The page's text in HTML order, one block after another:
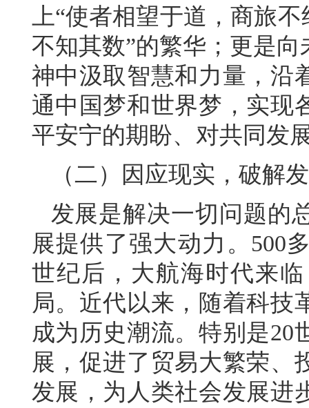
上“使者相望于道，商旅
不知其数”的繁华；更是
神中汲取智慧和力量，沿
通中国梦和世界梦，实现
平安宁的期盼、对共同发
（二）因应现实，破解
发展是解决一切问题的
展提供了强大动力。500
世纪后，大航海时代来
局。近代以来，随着科技
成为历史潮流。特别是20
展，促进了贸易大繁荣、
发展，为人类社会发展进